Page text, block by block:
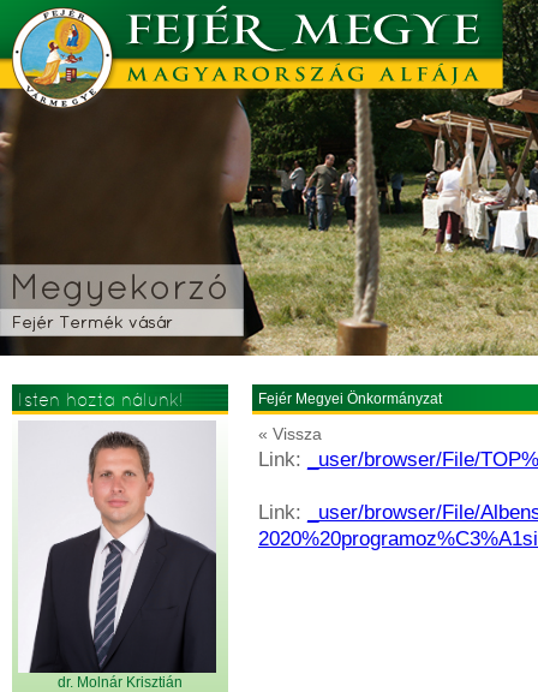
Isten hozta nálunk!
dr. Molnár Krisztián
Fejér Megyei Önkormányzat
« Vissza
Link: _user/browser/File/
Link:
_user/browser/File/